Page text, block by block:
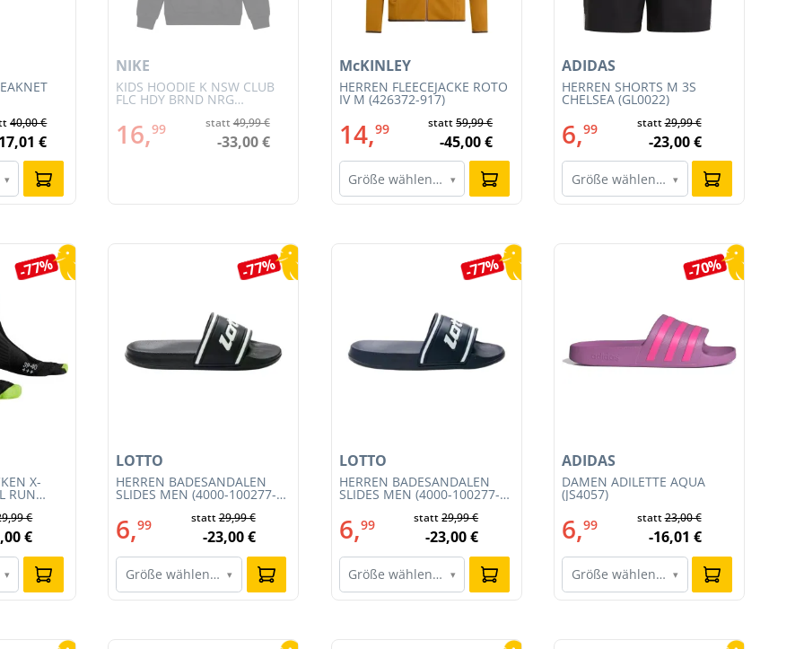
40,00 €
€
▾
KIDS HOODIE K NSW CLUB
FLC HDY BRND NRG
NIKE
16,99 statt49,99 €
-33,00 €
HERREN FLEECEJACKE ROTO
IV M (426372-917)
McKINLEY
14,99 statt59,99 €
-45,00 €
Größe wählen… ▾
HERREN SHORTS M 3S
CHELSEA (GL0022)
ADIDAS
6,99 statt29,99 €
-23,00 €
Größe wählen… ▾
-77%
X-
RUN
€
€
▾
-77%
HERREN BADESANDALEN
SLIDES MEN (4000-100277-
LOTTO
6,99 statt29,99 €
-23,00 €
Größe wählen… ▾
-77%
HERREN BADESANDALEN
SLIDES MEN (4000-100277-
LOTTO
6,99 statt29,99 €
-23,00 €
Größe wählen… ▾
-70%
DAMEN ADILETTE AQUA
(JS4057)
ADIDAS
6,99 statt23,00 €
-16,01 €
Größe wählen… ▾